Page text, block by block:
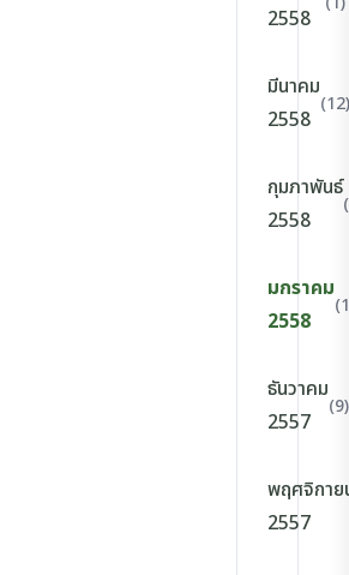
2558
มีนาคม
2558
(12)
กุมภาพันธ์
2558
มกราคม
2558
ธันวาคม
2557
(9)
พฤศจิกาย
2557